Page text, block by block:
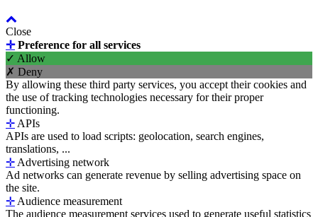
Close
✛Preference for all services
✓ Allow
✗ Deny
By allowing these third party services, you accept their cookies and
the use of tracking technologies necessary for their proper
functioning.
✛APIs
APIs are used to load scripts: geolocation, search engines,
translations, ...
✛Advertising network
Ad networks can generate revenue by selling advertising space on
the site.
✛Audience measurement
The audience measurement services used to generate useful statistics